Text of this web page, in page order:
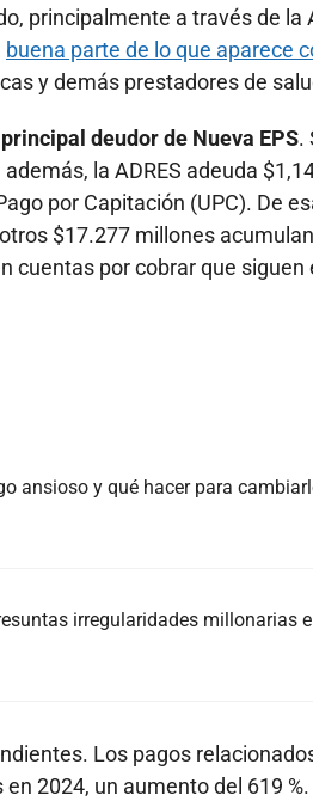
principalmente a través de
buena parte de lo que aparece
y demás prestadores de
deudor de Nueva EPS.
la ADRES adeuda
por Capitación (UPC). De
$17.277 millones
cuentas por cobrar que siguen
ansioso y qué hacer para
irregularidades millonarias
Los pagos
2024, un aumento del 619 %.